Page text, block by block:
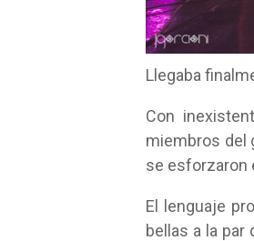
Llegaba
Con
miembros del
se esforzaron
El lenguaje
bellas a la par